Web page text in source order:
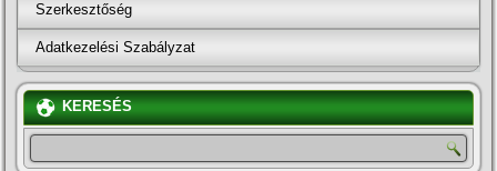
Szerkesztőség
Adatkezelési Szabályzat
KERESÉS